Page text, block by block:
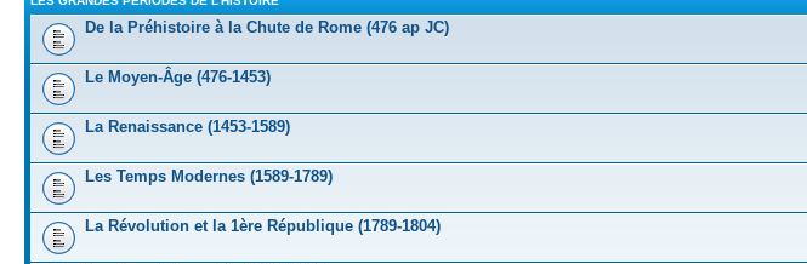
De la Préhistoire à la Chute de Rome (476 ap JC)
Le Moyen-Âge (476-1453)
La Renaissance (1453-1589)
Les Temps Modernes (1589-1789)
La Révolution et la 1ère République (1789-1804)